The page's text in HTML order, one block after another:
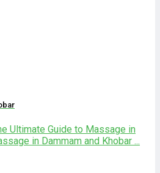
Ultimate Guide to Massage in
in Dammam and Khobar ...